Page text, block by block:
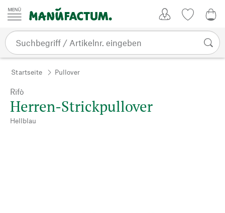
Zum Inhalt springen
Startseite Pullover
Rifò
Herren-Strickpullover
Hellblau